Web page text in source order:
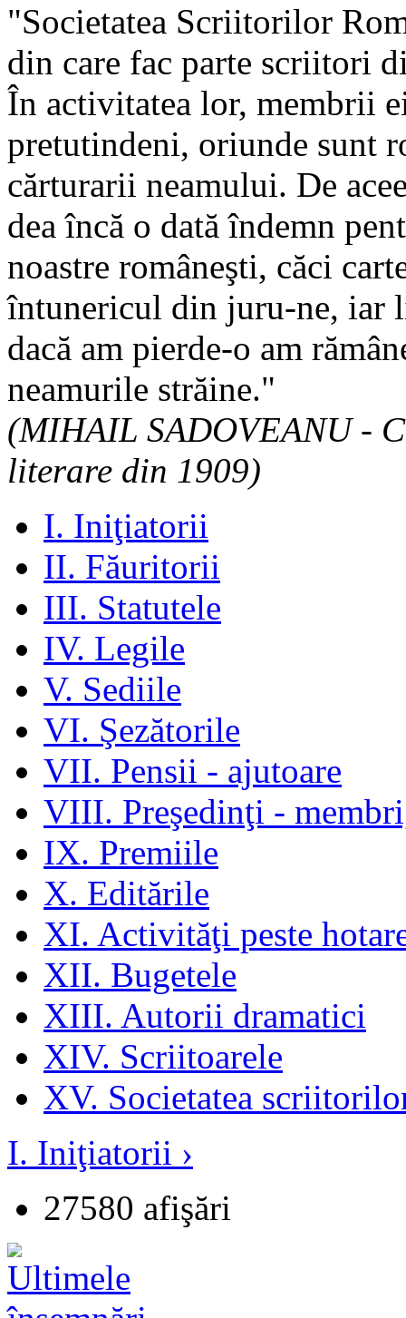
"Societatea Scriitorilor
din care fac parte scriitori
În activitatea lor, membrii
pretutindeni, oriunde sunt
cărturarii neamului. De
dea încă o dată îndemn
noastre româneşti, căci
întunericul din juru-ne, iar
dacă am pierde-o am
neamurile străine."
(MIHAIL SADOVEANU -
literare din 1909)
I. Iniţiatorii
II. Făuritorii
III. Statutele
IV. Legile
V. Sediile
VI. Şezătorile
VII. Pensii - ajutoare
VIII. Preşedinţi -
IX. Premiile
X. Editările
XI. Activităţi peste
XII. Bugetele
XIII. Autorii dramatici
XIV. Scriitoarele
XV. Societatea
I. Iniţiatorii ›
27580 afişări